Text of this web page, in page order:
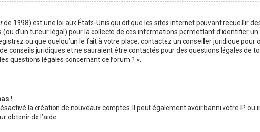
de 1998) est une loi aux États-Unis qui dit que les sites Internet pouvant recueillir
d’un tuteur légal) pour la collecte de ces informations permettant d’identifier un
ou que quelqu’un le fait à votre place, contactez un conseiller juridique pour
conseils juridiques et ne sauraient être contactés pour des questions légales de
questions légales concernant ce forum ? ».
!
la création de nouveaux comptes. Il peut également avoir banni votre IP
obtenir de l’aide.